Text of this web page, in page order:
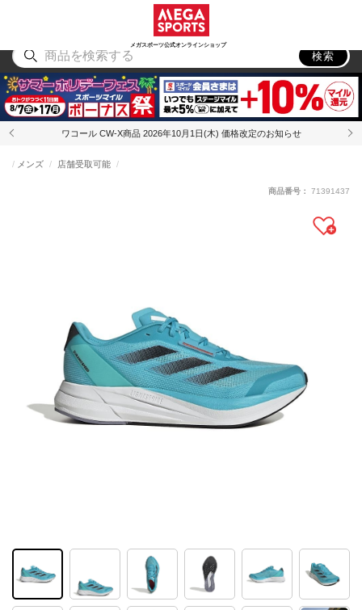
メガスポーツ公式オンラインショップ
アウトドア
検索
ワコール CW-X商品 2026年10月1日(木) 価格改定のお知らせ
メンズ 店舗受取可能
商品番号： 71391437